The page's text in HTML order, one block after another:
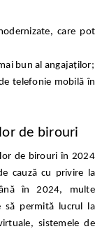
care pot
bun al angajaților;
telefonie mobilă în
de birouri
de birouri în 2024
cauză cu privire la
în 2024, multe
să permită lucrul la
sistemele de